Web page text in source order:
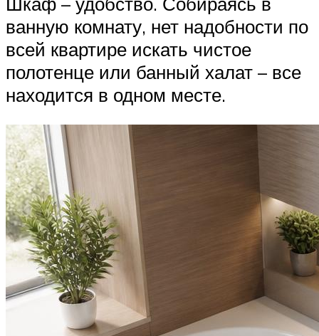
ванную комнату, нет надобности по
всей квартире искать чистое
полотенце или банный халат – все
находится в одном месте.